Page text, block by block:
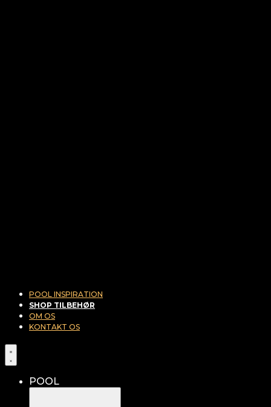
POOL INSPIRATION
SHOP TILBEHØR
OM OS
KONTAKT OS
POOL